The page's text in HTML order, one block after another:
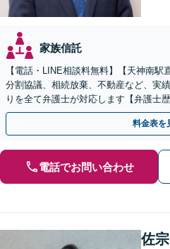
家族信託
【電話・LINE相談料無料】【天神南
分割協議、相続放棄、不動産など、実
りを全て弁護士が対応します【弁護士歴
料金表を
電話でお問い合わせ
佐